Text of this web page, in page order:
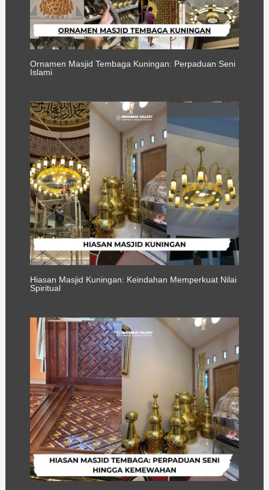
Ornamen Masjid Tembaga Kuningan: Perpaduan Seni
Islami
Hiasan Masjid Kuningan: Keindahan Memperkuat Nilai
Spiritual